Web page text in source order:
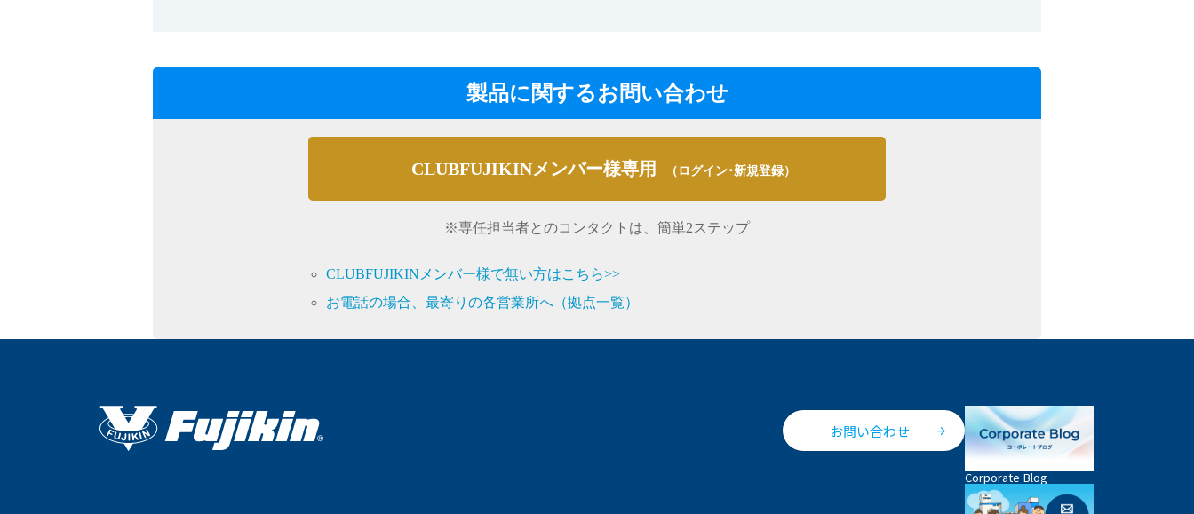
ログイン
製品に関するお問い合わせ
CLUBFUJIKINメンバー様専用 （ログイン･新規登録）
※専任担当者とのコンタクトは、簡単2ステップ
CLUBFUJIKINメンバー様で無い方はこちら>>
お電話の場合、最寄りの各営業所へ（拠点一覧）
お問い合わせ
Corporate Blog